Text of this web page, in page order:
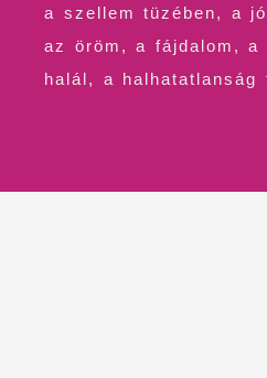
a szellem tüzében, a
az öröm, a fájdalom, a
halál, a halhatatlanság